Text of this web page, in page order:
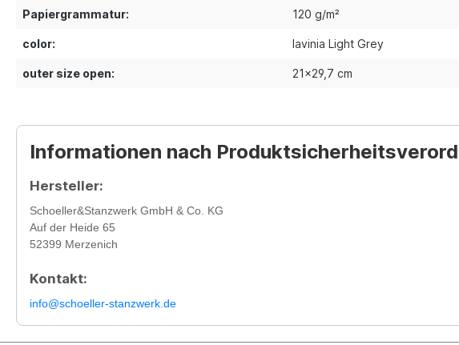
Papiergrammatur: 120 g/m²
color: lavinia Light Grey
outer size open: 21x29,7 cm
Informationen nach
Hersteller:
Schoeller&Stanzwerk GmbH & Co. KG
Auf der Heide 65
52399 Merzenich
Kontakt:
info@schoeller-stanzwerk.de